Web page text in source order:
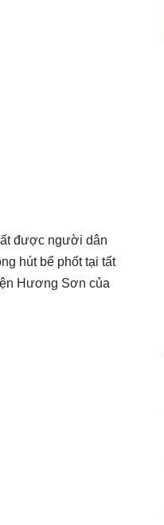
được người dân
hút bể phốt tại tất
Hương Sơn của